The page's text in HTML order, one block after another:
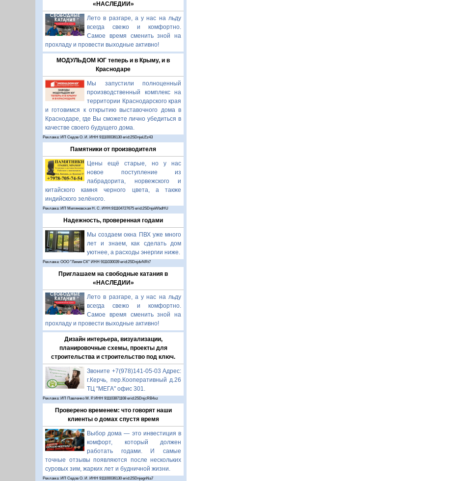
«НАСЛЕДИИ»
Лето в разгаре, а у нас на льду
всегда свежо и комфортно.
Самое время сменить зной на
прохладу и провести выходные активно!
МОДУЛЬДОМ ЮГ теперь и в Крыму, и в
Краснодаре
Мы запустили полноценный
производственный комплекс на
территории Краснодарского края
и готовимся к открытию выставочного дома в
Краснодаре, где Вы сможете лично убедиться в
качестве своего будущего дома.
Реклама: ИП Седов О. И. ИНН 911100036130 erid:2SDnjeLEz43
Памятники от производителя
Цены ещё старые, но у нас
новое поступление из
лабрадорита, норвежского и
китайского камня черного цвета, а также
индийского зелёного.
Реклама: ИП Миляновская Н. С. ИНН:911104727675 erid:2SDnjeWbdHU
Надежность, проверенная годами
Мы создаем окна ПВХ уже много
лет и знаем, как сделать дом
уютнее, а расходы энергии ниже.
Реклама: ООО "Линия СК" ИНН 9111030039 erid:2SDnjdvNRt7
Приглашаем на свободные катания в
«НАСЛЕДИИ»
Лето в разгаре, а у нас на льду
всегда свежо и комфортно.
Самое время сменить зной на
прохладу и провести выходные активно!
Дизайн интерьера, визуализации,
планировочные схемы, проекты для
строительства и строительство под ключ.
Звоните +7(978)141-05-03 Адрес:
г.Керчь, пер.Кооперативный д.26
ТЦ "МЕГА" офис 301.
Реклама: ИП Павленко М. Р. ИНН 911103871108 erid:2SDnjcRB4xz
Проверено временем: что говорят наши
клиенты о домах спустя время
Выбор дома — это инвестиция в
комфорт, который должен
работать годами. И самые
точные отзывы появляются после нескольких
суровых зим, жарких лет и будничной жизни.
Реклама: ИП Седов О. И. ИНН 911100036130 erid:2SDnjegnNa7